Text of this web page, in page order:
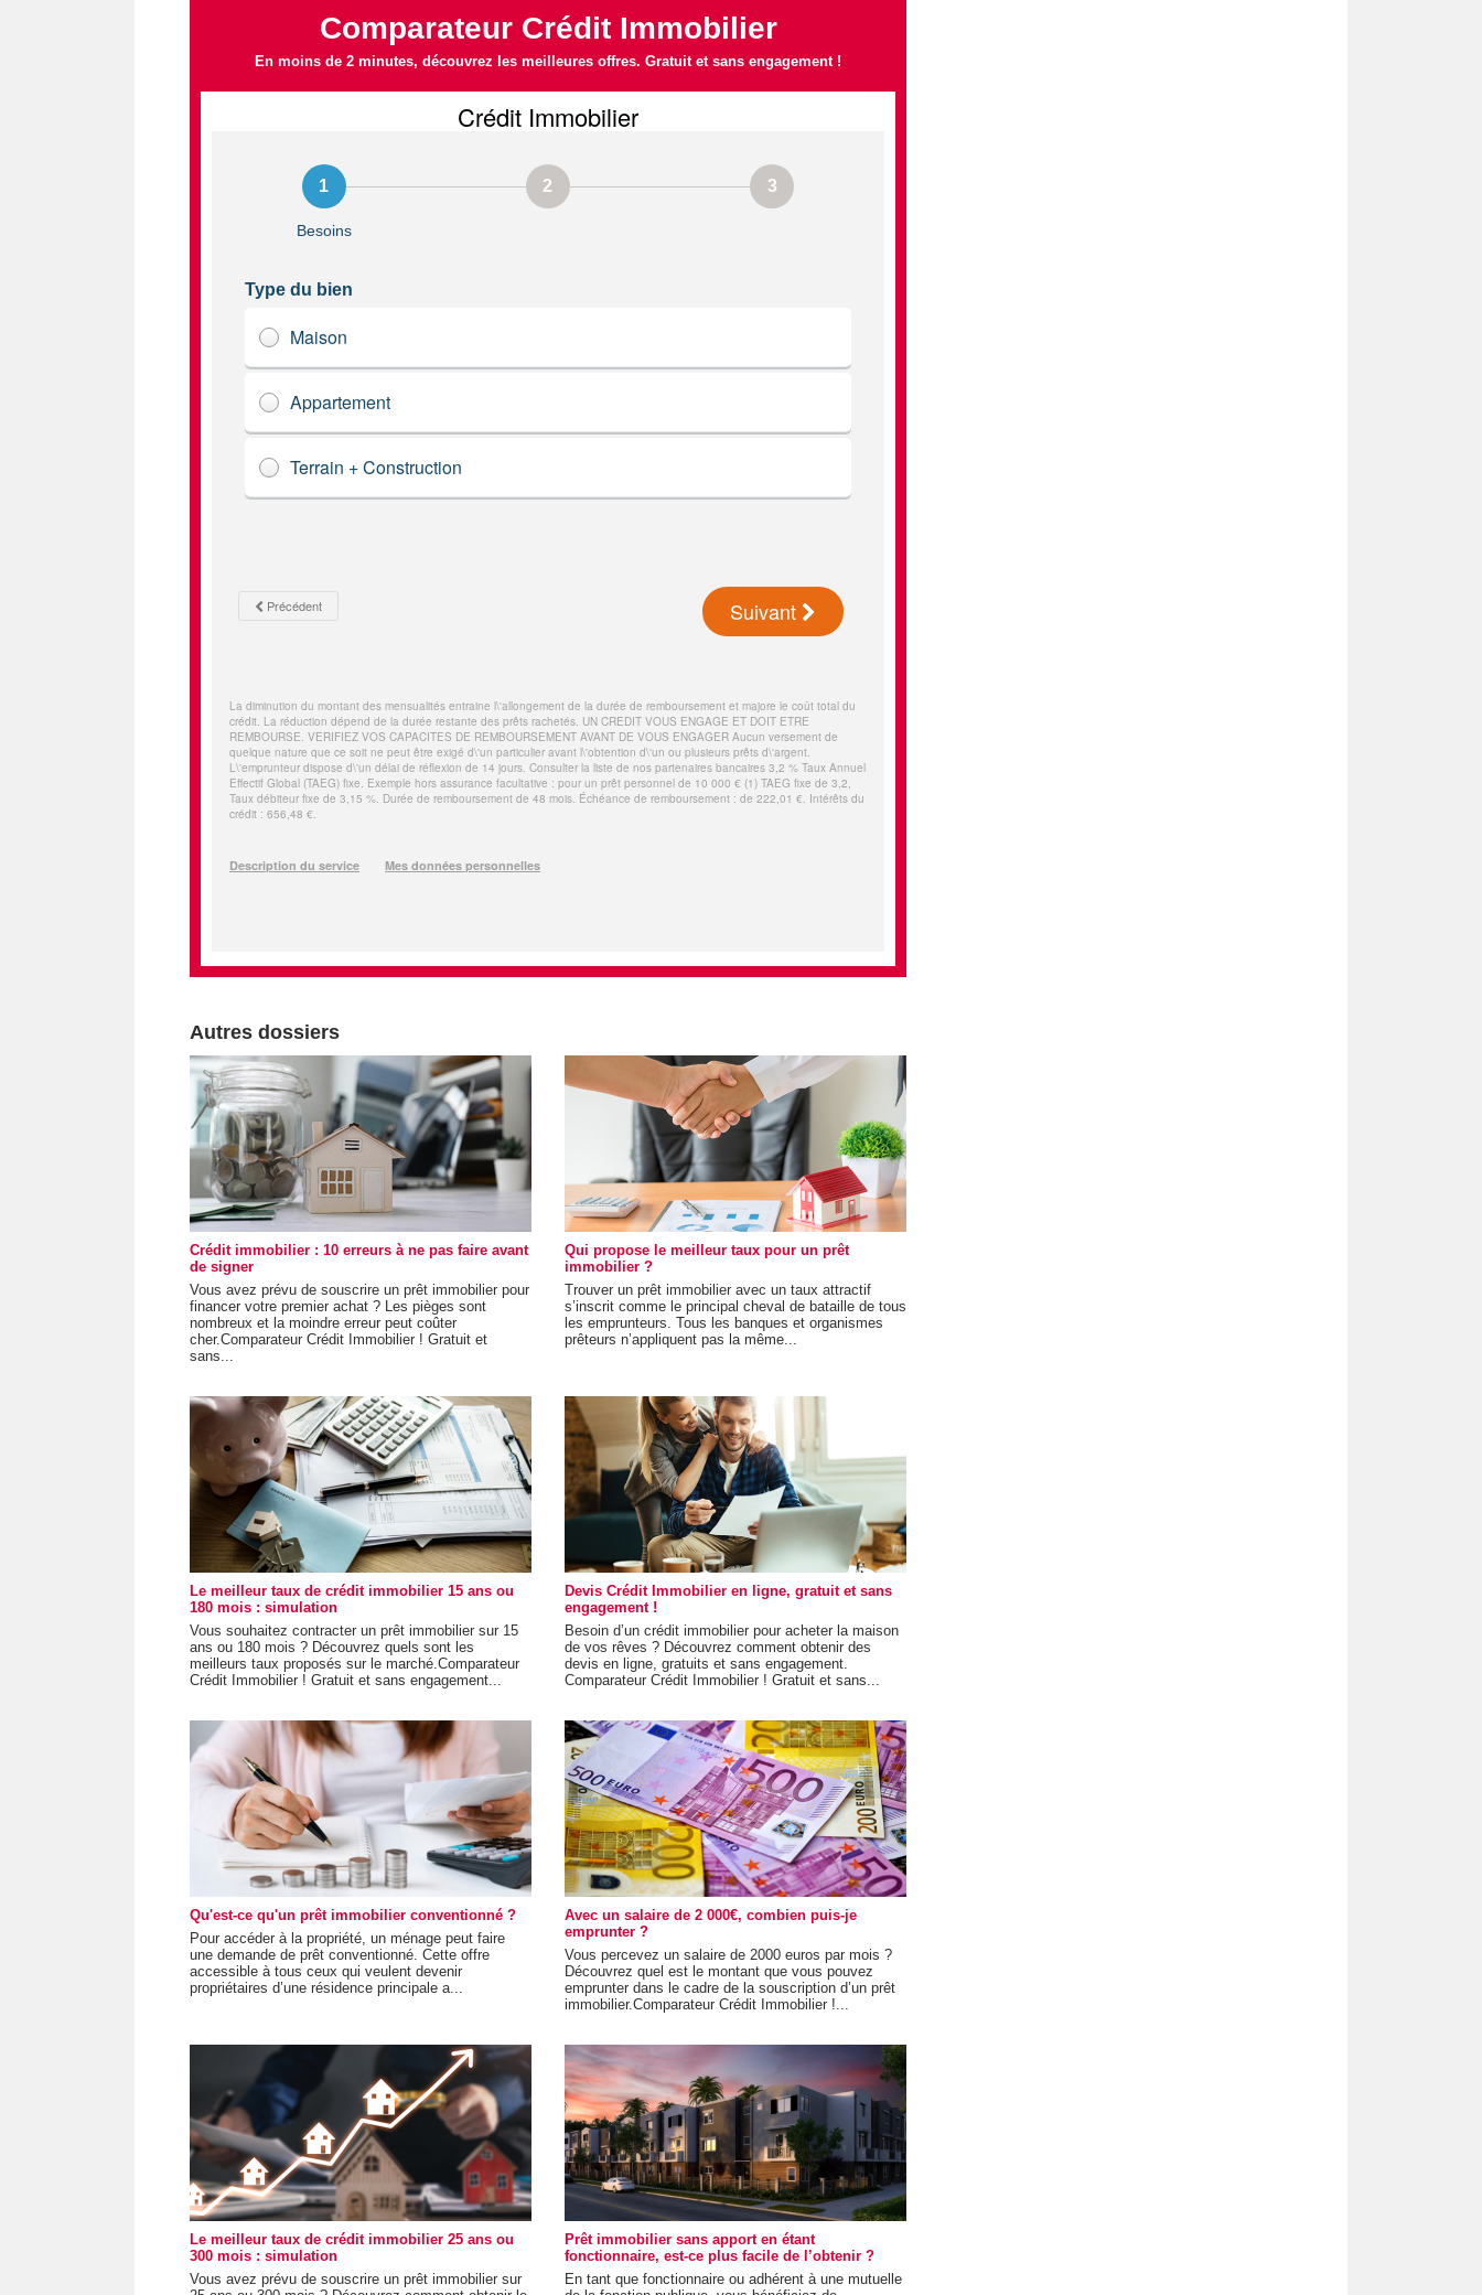
Comparateur Crédit Immobilier
En moins de 2 minutes, découvrez les meilleures offres. Gratuit et sans engagement !
Autres dossiers
Crédit immobilier : 10 erreurs à ne pas faire avant
de signer
Vous avez prévu de souscrire un prêt immobilier pour
financer votre premier achat ? Les pièges sont
nombreux et la moindre erreur peut coûter
cher.Comparateur Crédit Immobilier ! Gratuit et
sans...
Qui propose le meilleur taux pour un prêt
immobilier ?
Trouver un prêt immobilier avec un taux attractif
s’inscrit comme le principal cheval de bataille de tous
les emprunteurs. Tous les banques et organismes
prêteurs n’appliquent pas la même...
Le meilleur taux de crédit immobilier 15 ans ou
180 mois : simulation
Vous souhaitez contracter un prêt immobilier sur 15
ans ou 180 mois ? Découvrez quels sont les
meilleurs taux proposés sur le marché.Comparateur
Crédit Immobilier ! Gratuit et sans engagement...
Devis Crédit Immobilier en ligne, gratuit et sans
engagement !
Besoin d’un crédit immobilier pour acheter la maison
de vos rêves ? Découvrez comment obtenir des
devis en ligne, gratuits et sans engagement.
Comparateur Crédit Immobilier ! Gratuit et sans...
Qu'est-ce qu'un prêt immobilier conventionné ?
Pour accéder à la propriété, un ménage peut faire
une demande de prêt conventionné. Cette offre
accessible à tous ceux qui veulent devenir
propriétaires d’une résidence principale a...
Avec un salaire de 2 000€, combien puis-je
emprunter ?
Vous percevez un salaire de 2000 euros par mois ?
Découvrez quel est le montant que vous pouvez
emprunter dans le cadre de la souscription d’un prêt
immobilier.Comparateur Crédit Immobilier !...
Le meilleur taux de crédit immobilier 25 ans ou
300 mois : simulation
Vous avez prévu de souscrire un prêt immobilier sur
Prêt immobilier sans apport en étant
fonctionnaire, est-ce plus facile de l’obtenir ?
En tant que fonctionnaire ou adhérent à une mutuelle